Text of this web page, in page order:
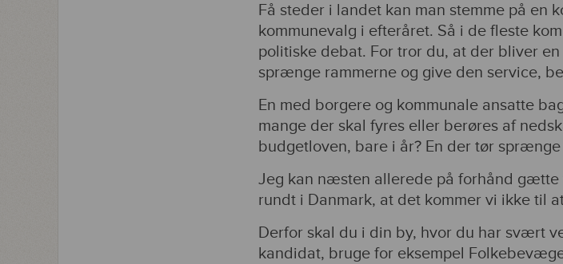
Få steder i landet kan man stemme på en
kommunevalg i efteråret. Så i de fleste
politiske debat. For tror du, at der bliver
sprænge rammerne og give den service,
En med borgere og kommunale ansatte
mange der skal fyres eller berøres af
budgetloven, bare i år? En der tør sprænge
Jeg kan næsten allerede på forhånd
rundt i Danmark, at det kommer vi ikke til
Derfor skal du i din by, hvor du har svært
kandidat, bruge for eksempel